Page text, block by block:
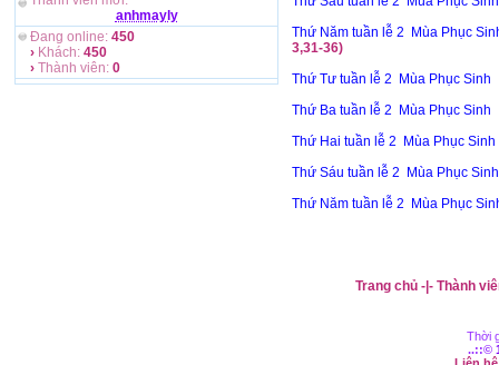
anhmayly
Đang online: 450
› Khách: 450
› Thành viên: 0
Thứ Năm tuần lễ 2 Mùa Phục
3,31-36)
Thứ Tư tuần lễ 2 Mùa Phục Sinh
Thứ Ba tuần lễ 2 Mùa Phục Sinh
Thứ Hai tuần lễ 2 Mùa Phục Sinh
Thứ Sáu tuần lễ 2 Mùa Phục Sinh
Thứ Năm tuần lễ 2 Mùa Phục
Trang chủ-|- Thành
Thời
..::©